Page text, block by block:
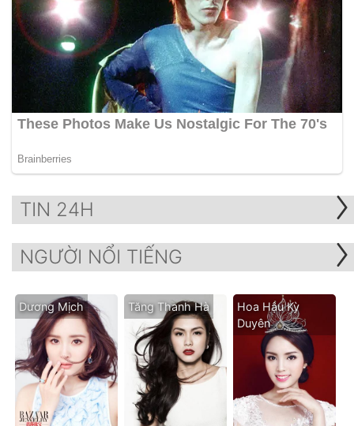
TIN 24H
NGƯỜI NỔI TIẾNG
Dương Mịch Tăng Thanh Hà
Hoa Hậu Kỳ
Duyên